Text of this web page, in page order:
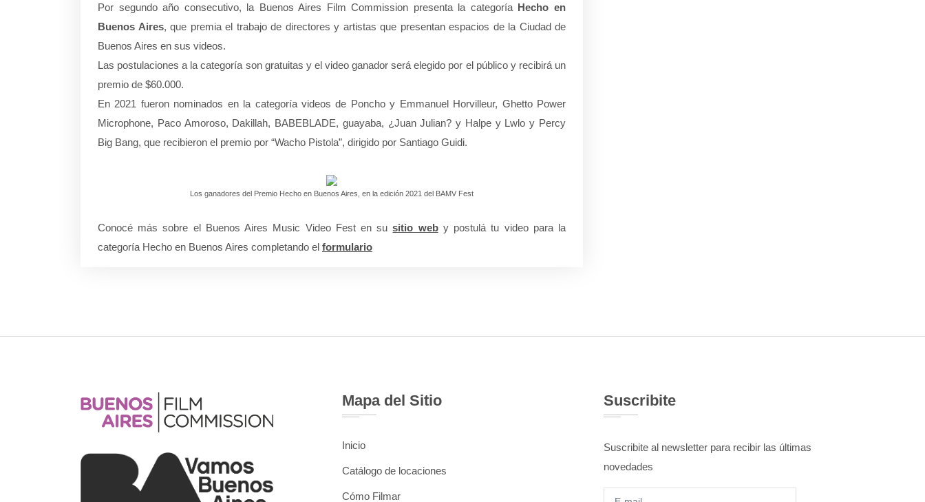
Por segundo año consecutivo, la Buenos Aires Film Commission presenta la categoría Hecho en
Buenos Aires, que premia el trabajo de directores y artistas que presentan espacios de la Ciudad de
Buenos Aires en sus videos.
Las postulaciones a la categoría son gratuitas y el video ganador será elegido por el público y recibirá un
premio de $60.000.
En 2021 fueron nominados en la categoría videos de Poncho y Emmanuel Horvilleur, Ghetto Power
Microphone, Paco Amoroso, Dakillah, BABEBLADE, guayaba, ¿Juan Julian? y Halpe y Lwlo y Percy
Big Bang, que recibieron el premio por “Wacho Pistola”, dirigido por Santiago Guidi.
Los ganadores del Premio Hecho en Buenos Aires, en la edición 2021 del BAMV Fest
Conocé más sobre el Buenos Aires Music Video Fest en susitio weby postulá tu video para la
categoría Hecho en Buenos Aires completando el formulario
Mapa del Sitio
Inicio
Catálogo de locaciones
Cómo Filmar
Suscribite
Suscribite al newsletter para recibir las últimas
novedades